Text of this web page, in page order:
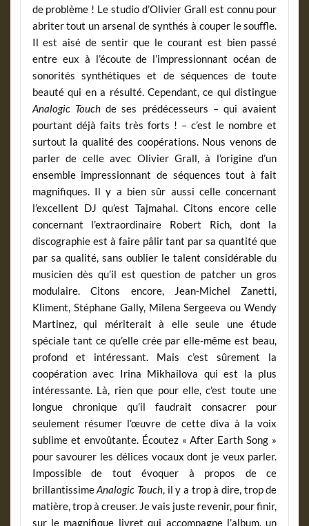
de problème ! Le studio d’Olivier Grall est connu pour
abriter tout un arsenal de synthés à couper le souffle.
Il est aisé de sentir que le courant est bien passé
entre eux à l’écoute de l’impressionnant océan de
sonorités synthétiques et de séquences de toute
beauté qui en a résulté. Cependant, ce qui distingue
Analogic Touchde ses prédécesseurs – qui avaient
pourtant déjà faits très forts ! – c’est le nombre et
surtout la qualité des coopérations. Nous venons de
parler de celle avec Olivier Grall, à l’origine d’un
ensemble impressionnant de séquences tout à fait
magnifiques. Il y a bien sûr aussi celle concernant
l’excellent DJ qu’est Tajmahal. Citons encore celle
concernant l’extraordinaire Robert Rich, dont la
discographie est à faire pâlir tant par sa quantité que
par sa qualité, sans oublier le talent considérable du
musicien dès qu’il est question de patcher un gros
modulaire. Citons encore, Jean-Michel Zanetti,
Kliment, Stéphane Gally, Milena Sergeeva ou Wendy
Martinez, qui mériterait à elle seule une étude
spéciale tant ce qu’elle crée par elle-même est beau,
profond et intéressant. Mais c’est sûrement la
coopération avec Irina Mikhailova qui est la plus
intéressante. Là, rien que pour elle, c’est toute une
longue chronique qu’il faudrait consacrer pour
seulement résumer l’œuvre de cette diva à la voix
sublime et envoûtante. Écoutez « After Earth Song »
pour savourer les délices vocaux dont je veux parler.
Impossible de tout évoquer à propos de ce
brillantissimeAnalogic Touch, il y a trop à dire, trop de
matière, trop à creuser. Je vais juste revenir, pour finir,
sur le magnifique livret qui accompagne l’album, un